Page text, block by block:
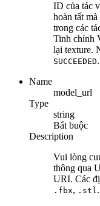
ID của tác
hoàn tất
trong các
Tinh chỉnh
lại texture.
SUCCEEDED.
Name
model_url
Type
string
Bắt buộc
Description
Vui lòng
thông qua
URI. Các
.fbx, .stl.